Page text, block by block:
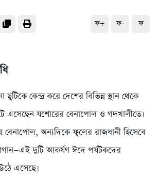
ফ+ ফ- ফ
কেন্দ্র করে দেশের বিভিন্ন স্থান থেকে
এসেছেন যশোরের বেনাপোল ও গদখালীতে।
বেনাপোল, অন্যদিকে ফুলের রাজধানী হিসেবে
দুটি আকর্ষণ ঈদে পর্যটকদের
এসেছে।